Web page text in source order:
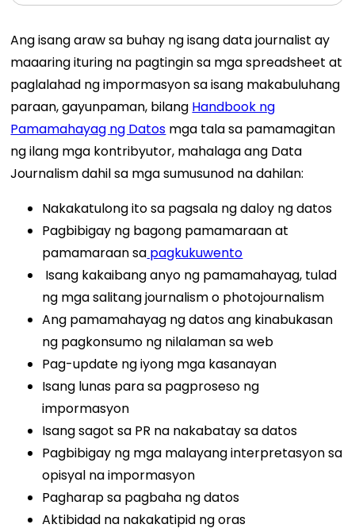
Ang isang araw sa buhay ng isang data journalist ay
maaaring ituring na pagtingin sa mga spreadsheet at
paglalahad ng impormasyon sa isang makabuluhang
paraan, gayunpaman, bilang Handbook ng
Pamamahayag ng Datos mga tala sa pamamagitan
ng ilang mga kontribyutor, mahalaga ang Data
Journalism dahil sa mga sumusunod na dahilan:
Nakakatulong ito sa pagsala ng daloy ng datos
Pagbibigay ng bagong pamamaraan at
pamamaraan sa pagkukuwento
Isang kakaibang anyo ng pamamahayag, tulad
ng mga salitang journalism o photojournalism
Ang pamamahayag ng datos ang kinabukasan
ng pagkonsumo ng nilalaman sa web
Pag-update ng iyong mga kasanayan
Isang lunas para sa pagproseso ng
impormasyon
Isang sagot sa PR na nakabatay sa datos
Pagbibigay ng mga malayang interpretasyon sa
opisyal na impormasyon
Pagharap sa pagbaha ng datos
Aktibidad na nakakatipid ng oras